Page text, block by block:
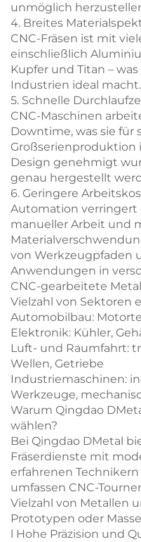
unmöglich
4. Breites
CNC-Fräsen ist mit
einschließlich
Kupfer und Titan –
Industrien ideal macht.
5. Schnelle
CNC-Maschinen
Downtime, was sie für
Großserienproduktion
Design genehmigt
genau hergestellt
6. Geringere
Automation
manueller Arbeit und
von Werkzeugpfaden
Anwendungen in
CNC-gearbeitete
Vielzahl von Sektoren
Automobilbau:
Elektronik: Kühler,
Luft- und Raumfahrt:
Wellen, Getriebe
Industriemaschinen:
Werkzeuge,
Warum Qingdao
wählen?
Bei Qingdao DMetal
Fräserdienste mit
erfahrenen
umfassen CNC-
Vielzahl von Metallen
Prototypen oder
l Hohe Präzision und